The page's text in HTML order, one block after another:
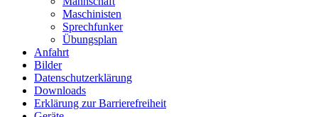
Maschinisten
Sprechfunker
Übungsplan
Anfahrt
Bilder
Datenschutzerklärung
Downloads
Erklärung zur Barriere­frei­heit